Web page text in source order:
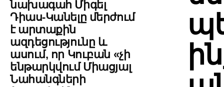
նախագահ Միգել
Դիաս-Կանելը մերժում
է արտաքին
ազդեցությունը և
ասում, որ Կուբան «չի
ենթարկվում Միացյալ
Նահանգների